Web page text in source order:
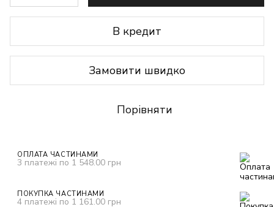
В кредит
Замовити швидко
Порівняти
ОПЛАТА ЧАСТИНАМИ
3 платежі по 1 548.00 грн
ПОКУПКА ЧАСТИНАМИ
4 платежі по 1 161.00 грн